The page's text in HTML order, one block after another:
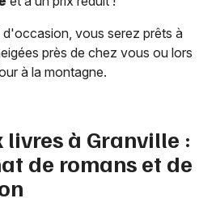
vous serez prêts à
près de chez vous ou lors
à la montagne.
livres à Granville :
de romans et de